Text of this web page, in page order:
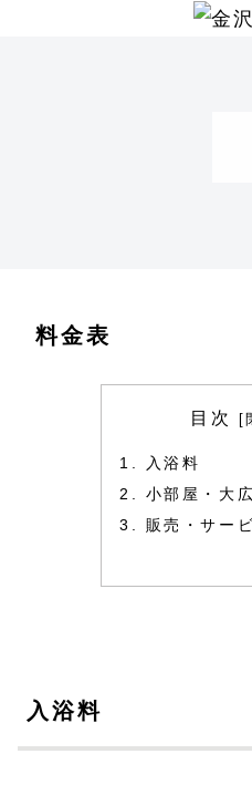
料金表
目次
入浴料
小部屋・大
販売・サー
入浴料